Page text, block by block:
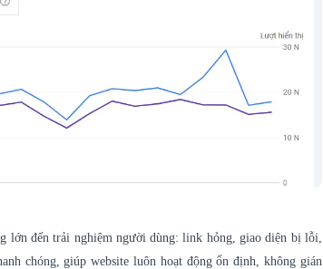
lớn đến trải nghiệm người dùng: link hỏng, giao diện bị lỗi,
chóng, giúp website luôn hoạt động ổn định, không gián